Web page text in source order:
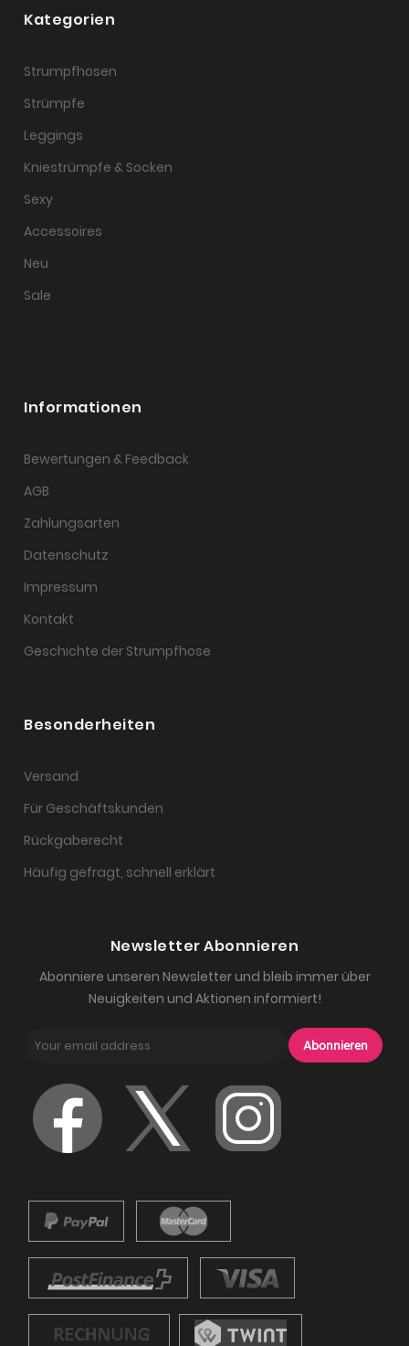
Kategorien
Strumpfhosen
Strümpfe
Leggings
Kniestrümpfe & Socken
Sexy
Accessoires
Neu
Sale
Informationen
Bewertungen & Feedback
AGB
Zahlungsarten
Datenschutz
Impressum
Kontakt
Geschichte der Strumpfhose
Besonderheiten
Versand
Für Geschäftskunden
Rückgaberecht
Häufig gefragt, schnell erklärt
Newsletter Abonnieren
Abonniere unseren Newsletter und bleib immer über
Neuigkeiten und Aktionen informiert!
Abonnieren